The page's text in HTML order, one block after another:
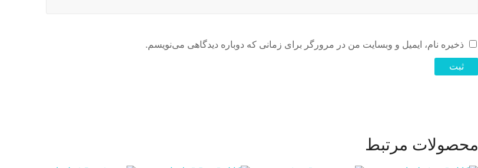
ذخیره نام، ایمیل و وبسایت من در مرورگر برای زمانی که دوباره دیدگاهی می‌نویسم.
محصولات مرتبط